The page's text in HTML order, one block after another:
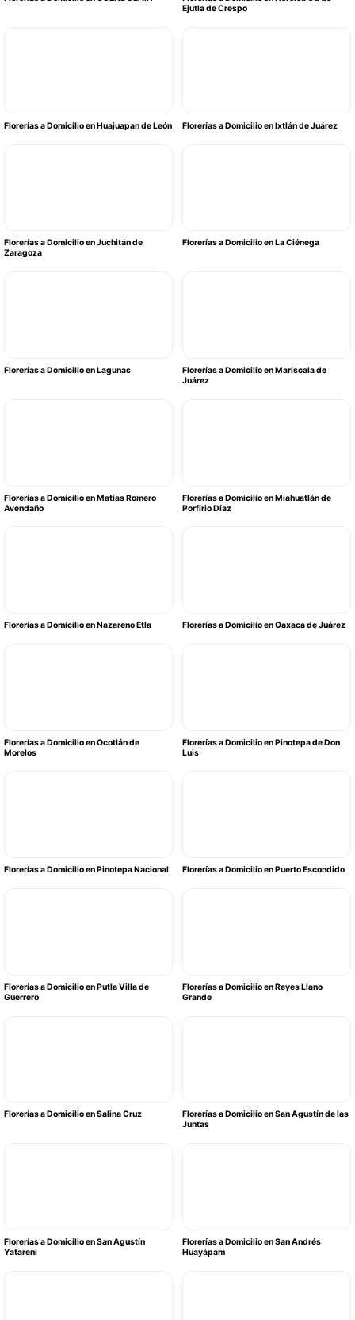
Ejutla de Crespo
Florerías a Domicilio en Huajuapan de León Florerías a Domicilio en Ixtlán de Juárez
Florerías a Domicilio en Juchitán de
Zaragoza
Florerías a Domicilio en La Ciénega
Florerías a Domicilio en Lagunas
Florerías a Domicilio en Mariscala de
Juárez
Florerías a Domicilio en Matías Romero
Avendaño
Florerías a Domicilio en Miahuatlán de
Porfirio Díaz
Florerías a Domicilio en Nazareno Etla Florerías a Domicilio en Oaxaca de Juárez
Florerías a Domicilio en Ocotlán de
Morelos
Florerías a Domicilio en Pinotepa de Don
Luis
Florerías a Domicilio en Pinotepa Nacional Florerías a Domicilio en Puerto Escondido
Florerías a Domicilio en Putla Villa de
Guerrero
Florerías a Domicilio en Reyes Llano
Grande
Florerías a Domicilio en Salina Cruz
Florerías a Domicilio en San Agustín de las
Juntas
Florerías a Domicilio en San Agustín
Yatareni
Florerías a Domicilio en San Andrés
Huayápam